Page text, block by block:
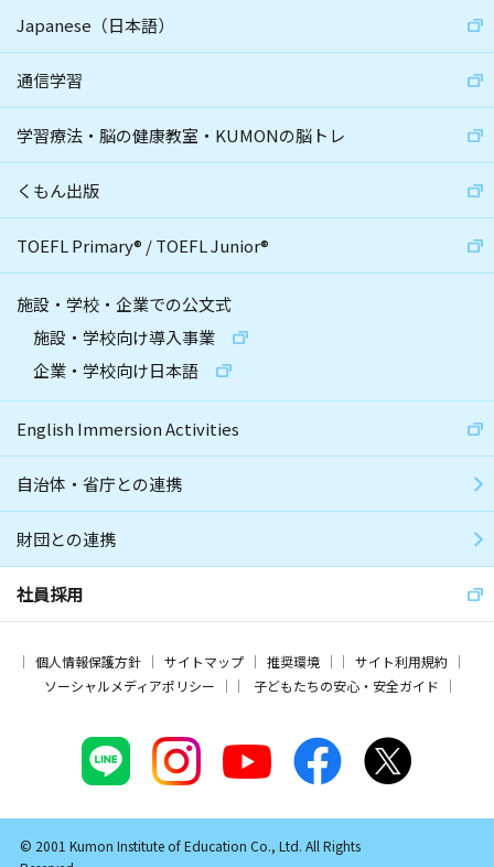
Japanese（日本語）
通信学習
学習療法・脳の健康教室・KUMONの脳トレ
くもん出版
TOEFL Primary® /TOEFL Junior®
施設・学校・企業での公文式
施設・学校向け導入事業
企業・学校向け日本語
English Immersion Activities
自治体・省庁との連携
財団との連携
社員採用
個人情報保護方針 サイトマップ 推奨環境
サイト利用規約
ソーシャルメディアポリシー
子どもたちの安心・安全ガイド
© 2001 Kumon Institute of Education Co., Ltd. All Rights